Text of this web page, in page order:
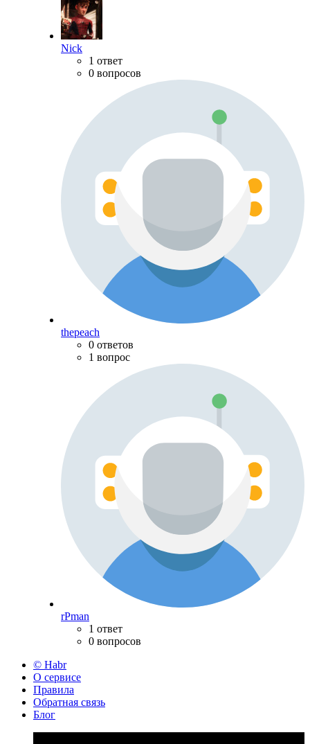
Nick
1 ответ
0 вопросов
thepeach
0 ответов
1 вопрос
rPman
1 ответ
0 вопросов
© Habr
О сервисе
Правила
Обратная связь
Блог